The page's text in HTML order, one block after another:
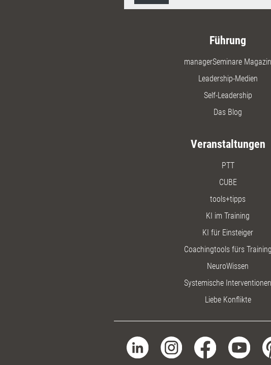
Führung
managerSeminare Magazin
Leadership-Medien
Self-Leadership
Das Blog
Veranstaltungen
PTT
CUBE
tools+tipps
KI im Training
KI für Einsteiger
Coachingtools fürs Training
NeuroWissen
Systemische Interventionen
Liebe Konflikte